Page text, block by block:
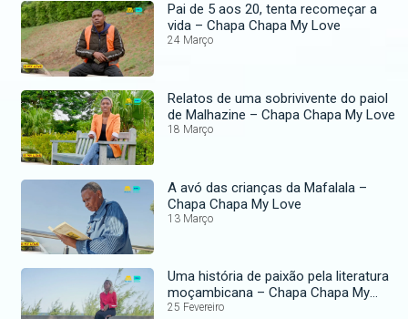
Pai de 5 aos 20, tenta recomeçar a
vida – Chapa Chapa My Love
24 Março
Relatos de uma sobrivivente do paiol
de Malhazine – Chapa Chapa My Love
18 Março
A avó das crianças da Mafalala –
Chapa Chapa My Love
13 Março
Uma história de paixão pela literatura
moçambicana – Chapa Chapa My
Love
25 Fevereiro